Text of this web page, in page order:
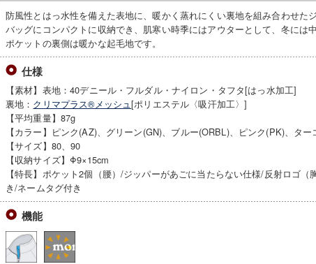
防風性とはっ水性を備えた表地に、暖かく蒸れにくい裏地を組み合わせた
バッグにコンパクトに収納でき、肌寒い時季にはアウターとして、冬には
ポケットの裏側は暖かな起毛地です。
仕様
【素材】表地：40デニール・フルダル・ナイロン・タフタ[はっ水加工]
裏地： クリマプラス®メッシュ[ポリエステル〈吸汗加工〉]
【平均重量】87g
【カラー】ピンク(AZ)、グリーン(GN)、ブルー(ORBL)、ピンク(PK)、タ
【サイズ】80、90
【収納サイズ】Φ9×15cm
【特長】ポケット2個（腰）/ジッパーがあごに当たらない仕様/反射ロゴ
き/ネームタグ付き
機能